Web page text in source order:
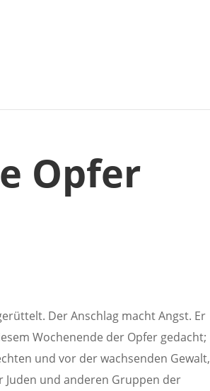
Opfer
Der Anschlag macht Angst. Er
Wochenende der Opfer gedacht;
und vor der wachsenden Gewalt,
Juden und anderen Gruppen der